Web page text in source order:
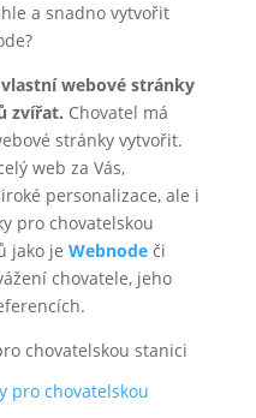
a snadno vytvořit
vlastní webové stránky
zvířat. Chovatel má
stránky vytvořit.
web za Vás,
personalizace, ale i
pro chovatelskou
jako je Webnodeči
chovatele, jeho
chovatelskou stanici